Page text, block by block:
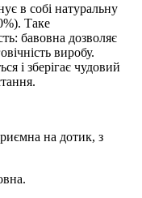
в собі натуральну
Таке
бавовна дозволяє
виробу.
і зберігає чудовий
на дотик, з